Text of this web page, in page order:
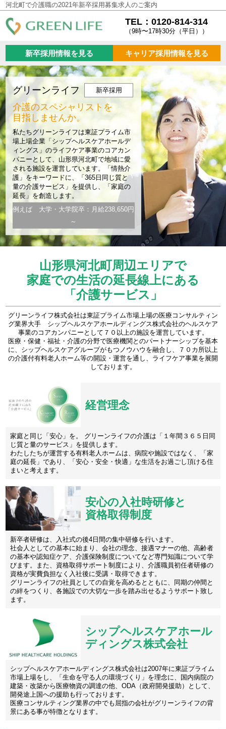
河北町で介護職の2021年新卒採用募集求人のご案内
TEL：0120-814-314
（9時〜17時30分（平日））
新卒採用情報を見る キャリア採用情報を見る
グリーンライフ 新卒採用
介護のスペシャリストを
目指しませんか。
私たちグリーンライフは東証プライム市
場上場企業「シップヘルスケアホールデ
ィングス」のライフケア事業のコアカン
パニーとして、山形県河北町で地域に愛
される施設を運営しています。「情熱介
護」をキーワードに、「365日同じ質と
量の介護サービス」を提供し、「家庭の
延長」を創造します。
例えば 大学・大学院卒：月給238,650円
～
山形県河北町周辺エリアで
家庭での生活の延長線上にある
「介護サービス」
グリーンライフ株式会社は東証プライム市場上場の医療コンサルティン
グ業界大手 シップヘルスケアホールディングス株式会社のヘルスケア
事業のコアカンパニーとして７０以上の施設を運営しています。
医療・保健・福祉・介護の分野で医療機関とのパートナーシップを基本
に、シップヘルスケアグループがもつノウハウを融合し、７０カ所以上
の介護付有料老人ホーム等の開設・運営を通し、ライフケア事業を展開
しております。
経営理念
家庭と同じ「安心」を。 グリーンライフの介護は「１年間３６５日同
じ質と量のサービス」を提供します。
わたしたちが運営する有料老人ホームは、病院や施設ではなく、「家
庭の延長」であり、「安心・安全・快適」な生活をお過ごし頂ける住
まいと考えます。
安心の入社時研修と
資格取得制度
新卒者研修は、入社式の後4日間の集中研修を行います。
社会人としての基本に始まり、会社の理念、接遇マナーの他、高齢者
の基本や認知症ケア、介護保険制度についてなど専門知識について学
びます。また、資格取得サポート制度により、介護職員初任者研修の
資格が実費負担なく入社後に受講・取得できます。
グリーンライフの社員としての自覚を高めるとともに、同期の仲間と
の絆をつくり、各施設での大切な一歩を踏み出せるようサポート致し
ます。
シップヘルスケアホール
ディングス株式会社
シップヘルスケアホールディングス株式会社は2007年に東証プライム
市場上場をし、「生命を守る人の環境づくり」を理念に、国内病院の
建築・改築から医療物資の調達の他、ODA（政府開発援助）として、
開発途上国への援助も行っております。
医療コンサルティング業界の中でも屈指の会社がグリーンライフの背
景にある事が特徴となります。